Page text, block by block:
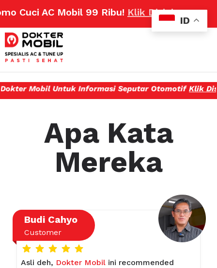
Cuci AC Mobil 99 Ribu!Klik Disini
Mobil Untuk Informasi Seputar OtomotifKlik
Apa Kata
Mereka
Budi Cahyo
Customer
Asli deh, Dokter Mobil ini recommended
ID